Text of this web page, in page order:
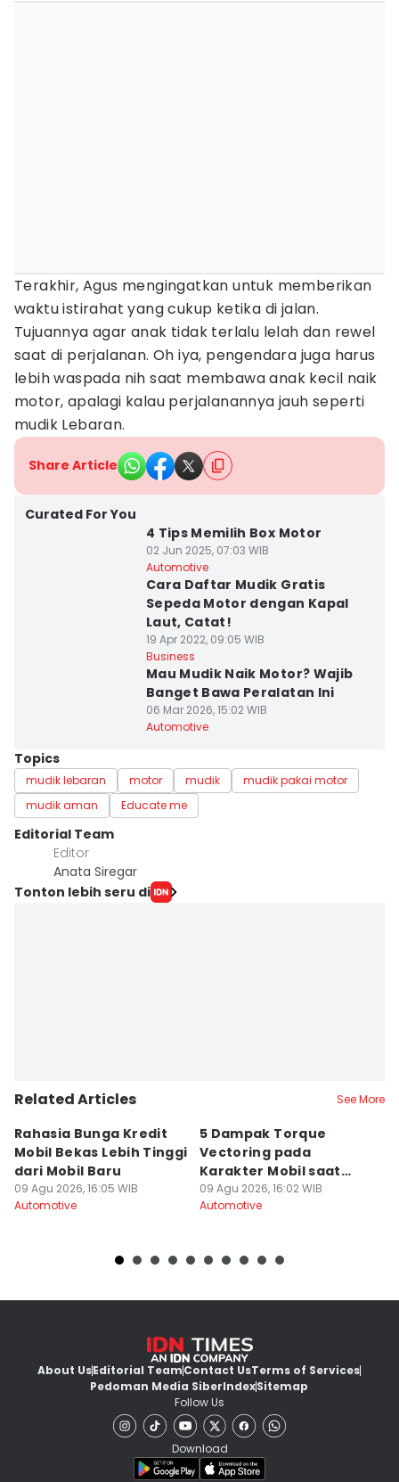
Terakhir, Agus mengingatkan untuk memberikan
waktu istirahat yang cukup ketika di jalan.
Tujuannya agar anak tidak terlalu lelah dan rewel
saat di perjalanan. Oh iya, pengendara juga harus
lebih waspada nih saat membawa anak kecil naik
motor, apalagi kalau perjalanannya jauh seperti
mudik Lebaran.
Share Article
Curated For You
4 Tips Memilih Box Motor
02 Jun 2025, 07:03 WIB
Automotive
Cara Daftar Mudik Gratis
Sepeda Motor dengan Kapal
Laut, Catat!
19 Apr 2022, 09:05 WIB
Business
Mau Mudik Naik Motor? Wajib
Banget Bawa Peralatan Ini
06 Mar 2026, 15:02 WIB
Automotive
Topics
mudik lebaran motor mudik
mudik pakai motor
mudik aman
Educate me
Editorial Team
Editor
Anata Siregar
Tonton lebih seru di
Related Articles See More
Rahasia Bunga Kredit
Mobil Bekas Lebih Tinggi
dari Mobil Baru
09 Agu 2026, 16:05 WIB
Automotive
5 Dampak Torque
Vectoring pada
Karakter Mobil saat
Menikung Tajam
09 Agu 2026, 16:02 WIB
Automotive
About UsEditorial TeamContact UsTerms of Services
Pedoman Media SiberIndexSitemap
Follow Us
Download